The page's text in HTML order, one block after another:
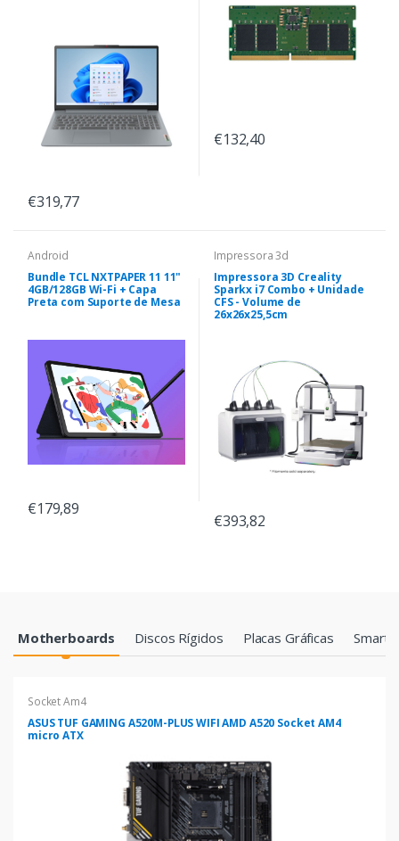
€319,77
€132,40
Android
Bundle TCL NXTPAPER 11 11"
4GB/128GB Wi-Fi + Capa
Preta com Suporte de Mesa
€179,89
Impressora 3d
Impressora 3D Creality
Sparkx i7 Combo + Unidade
CFS - Volume de
26x26x25,5cm
€393,82
Products Grid
Motherboards Discos Rígidos Placas Gráficas
Socket Am4
ASUS TUF GAMING A520M-PLUS WIFI AMD A520 Socket AM4
micro ATX